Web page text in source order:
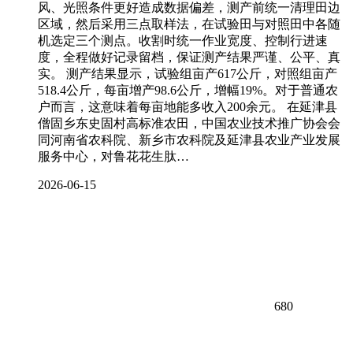
风、光照条件更好造成数据偏差，测产前统一清理田边
区域，然后采用三点取样法，在试验田与对照田中各随
机选定三个测点。收割时统一作业宽度、控制行进速
度，全程做好记录留档，保证测产结果严谨、公平、真
实。 测产结果显示，试验组亩产617公斤，对照组亩产
518.4公斤，每亩增产98.6公斤，增幅19%。对于普通农
户而言，这意味着每亩地能多收入200余元。 在延津县
僧固乡东史固村高标准农田，中国农业技术推广协会会
同河南省农科院、新乡市农科院及延津县农业产业发展
服务中心，对鲁花花生肽…
2026-06-15
680